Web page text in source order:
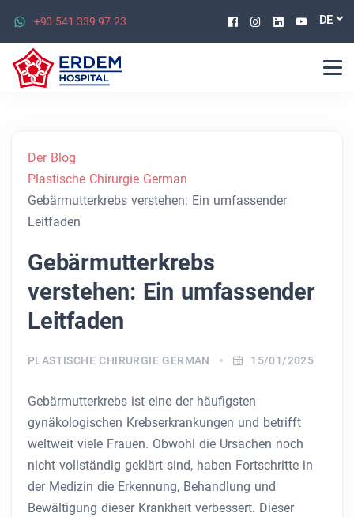
+90 541 339 97 23 Facebook
Instagram
Linkedin
DE
Der Blog
Plastische Chirurgie German
Gebärmutterkrebs verstehen: Ein umfassender
Leitfaden
Gebärmutterkrebs
verstehen: Ein umfassender
Leitfaden
PLASTISCHE CHIRURGIE GERMAN 15/01/2025
Gebärmutterkrebs ist eine der häufigsten
gynäkologischen Krebserkrankungen und betrifft
weltweit viele Frauen. Obwohl die Ursachen noch
nicht vollständig geklärt sind, haben Fortschritte in
der Medizin die Erkennung, Behandlung und
Bewältigung dieser Krankheit verbessert. Dieser